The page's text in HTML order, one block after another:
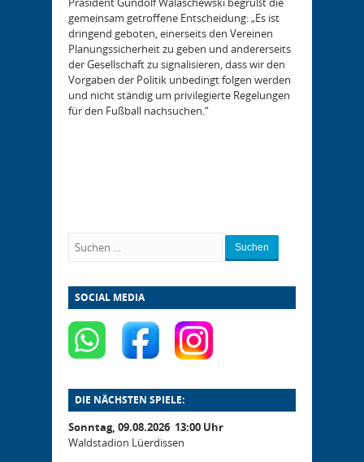
gemeinsam getroffene Entscheidung: „Es ist
dringend geboten, einerseits den Vereinen
Planungssicherheit zu geben und andererseits
der Gesellschaft zu signalisieren, dass wir den
Vorgaben der Politik unbedingt folgen werden
und nicht ständig um privilegierte Regelungen
für den Fußball nachsuchen.“
Suchen
SOCIAL MEDIA
DIE NÄCHSTEN SPIELE:
Sonntag, 09.08.2026 13:00 Uhr
Waldstadion Lüerdissen